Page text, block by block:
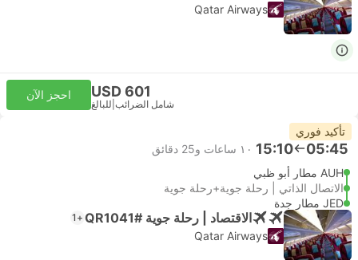
Qatar Airways
USD 601
شامل الضرائب للبالغ
احجز الآن
تأكيد فوري
05:45
15:10 ١٠ ساعات و‫25 دقائق
AUH مطار أبو ظبي
الاتصال الذاتي | رحلة جوية+رحلة جوية
JED مطار جدة
الاقتصاد | رحلة جوية #QR1041 +1
Qatar Airways